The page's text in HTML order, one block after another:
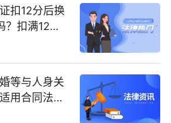
扣12分后换
？扣满12分
等与人身关
用合同法的
议书是否有